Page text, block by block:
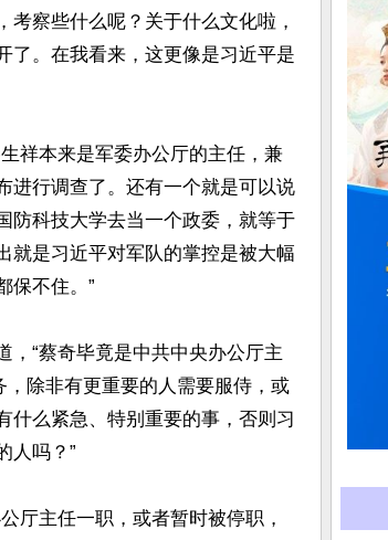
察些什么呢？关于什么文化啦，
了。在我看来，这更像是习近平是
祥本来是军委办公厅的主任，兼
进行调查了。还有一个就是可以说
防科技大学去当一个政委，就等于
就是习近平对军队的掌控是被大幅
保不住。”
，“蔡奇毕竟是中共中央办公厅主
，除非有更重要的人需要服侍，或
什么紧急、特别重要的事，否则习
人吗？”
厅主任一职，或者暂时被停职，